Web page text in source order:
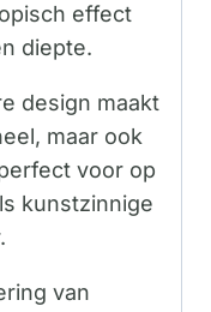
effect
diepte.
design maakt
maar ook
voor op
kunstzinnige
van